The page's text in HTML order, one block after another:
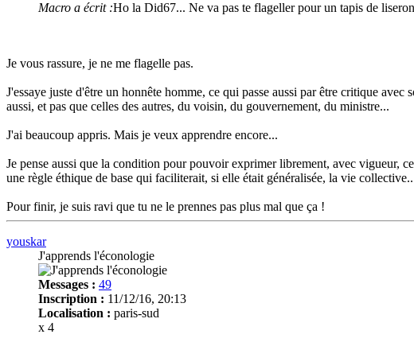
Macro a écrit :Ho la Did67... Ne va pas te flageller pour un tapis de
Je vous rassure, je ne me flagelle pas.
J'essaye juste d'être un honnête homme, ce qui passe aussi par être critique
aussi, et pas que celles des autres, du voisin, du gouvernement, du ministre...
J'ai beaucoup appris. Mais je veux apprendre encore...
Je pense aussi que la condition pour pouvoir exprimer librement, avec vigueur,
une règle éthique de base qui faciliterait, si elle était généralisée, la vie
Pour finir, je suis ravi que tu ne le prennes pas plus mal que ça !
youskar
J'apprends l'éconologie
Messages : 49
Inscription : 11/12/16, 20:13
Localisation : paris-sud
x 4